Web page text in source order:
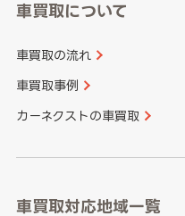
車買取について
車買取の流れ
車買取事例
カーネクストの車買取
車買取対応地域一覧